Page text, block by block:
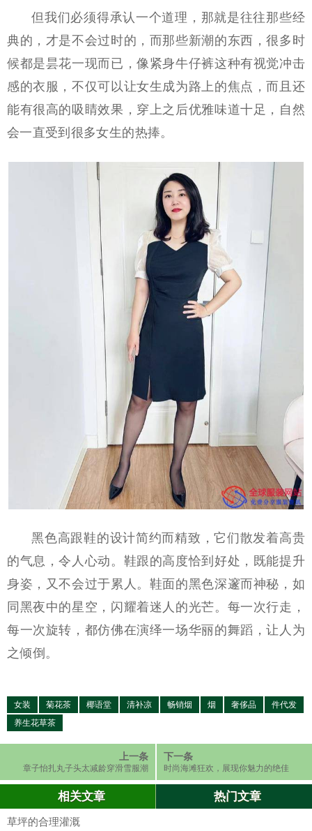
但我们必须得承认一个道理，那就是往往那些经
典的，才是不会过时的，而那些新潮的东西，很多时
候都是昙花一现而已，像紧身牛仔裤这种有视觉冲击
感的衣服，不仅可以让女生成为路上的焦点，而且还
能有很高的吸睛效果，穿上之后优雅味道十足，自然
会一直受到很多女生的热捧。
黑色高跟鞋的设计简约而精致，它们散发着高贵
的气息，令人心动。鞋跟的高度恰到好处，既能提升
身姿，又不会过于累人。鞋面的黑色深邃而神秘，如
同黑夜中的星空，闪耀着迷人的光芒。每一次行走，
每一次旋转，都仿佛在演绎一场华丽的舞蹈，让人为
之倾倒。
女装 菊花茶 椰语堂 清补凉 畅销烟 烟 奢侈品
件代发
养生花草茶
上一条
章子怡扎丸子头太减龄穿滑雪服潮
下一条
时尚海滩狂欢，展现你魅力的绝佳
相关文章 热门文章
草坪的合理灌溉